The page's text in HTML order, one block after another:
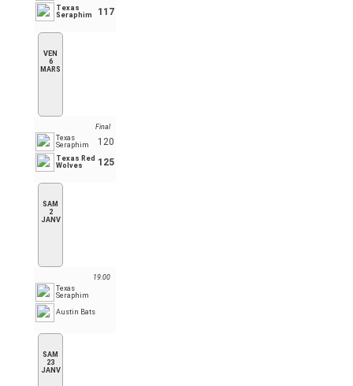
Texas
Seraphim
117
VEN
6
MARS
Final
Texas
Seraphim
120
Texas Red
Wolves
125
SAM
2
JANV
19:00
Texas
Seraphim
Austin Bats
SAM
23
JANV